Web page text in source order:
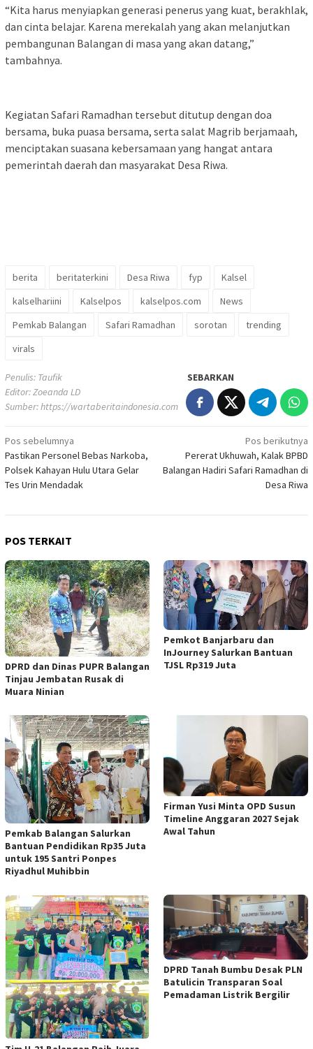
“Kita harus menyiapkan generasi penerus yang kuat, berakhlak,
dan cinta belajar. Karena merekalah yang akan melanjutkan
pembangunan Balangan di masa yang akan datang,”
tambahnya.
Kegiatan Safari Ramadhan tersebut ditutup dengan doa
bersama, buka puasa bersama, serta salat Magrib berjamaah,
menciptakan suasana kebersamaan yang hangat antara
pemerintah daerah dan masyarakat Desa Riwa.
berita beritaterkini Desa Riwa fyp
Kalsel
kalselhariini
Kalselpos kalselpos.com
News
Pemkab Balangan
Safari Ramadhan sorotan
trending
virals
Penulis: Taufik
Editor: Zoeanda LD
Sumber:https://wartaberitaindonesia.com
SEBARKAN
Navigasi
pos
Pos sebelumnya
Pastikan Personel Bebas Narkoba,
Polsek Kahayan Hulu Utara Gelar
Tes Urin Mendadak
Pos berikutnya
Pererat Ukhuwah, Kalak BPBD
Balangan Hadiri Safari Ramadhan di
Desa Riwa
POS TERKAIT
DPRD dan Dinas PUPR Balangan
Tinjau Jembatan Rusak di
Muara Ninian
Pemkot Banjarbaru dan
InJourney Salurkan Bantuan
TJSL Rp319 Juta
Pemkab Balangan Salurkan
Bantuan Pendidikan Rp35 Juta
untuk 195 Santri Ponpes
Riyadhul Muhibbin
Firman Yusi Minta OPD Susun
Timeline Anggaran 2027 Sejak
Awal Tahun
DPRD Tanah Bumbu Desak PLN
Batulicin Transparan Soal
Pemadaman Listrik Bergilir